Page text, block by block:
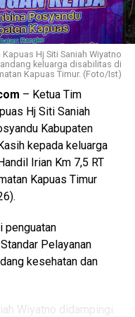
Tata Cara
Duta Pancasila
dan
BPIP Nomor 3
dengan Peraturan
bahwa
pemusatan
tugas
Pusaka pada
Republik
0
Hj Siti Saniah Wiyatno
keluarga disabilitas di
Kapuas Timur. (Foto/Ist)
– Ketua Tim
Hj Siti Saniah
Kabupaten
kepada keluarga
Irian Km 7,5 RT
Kapuas Timur
penguatan
Pelayanan
kesehatan dan
Wiyatno didampingi